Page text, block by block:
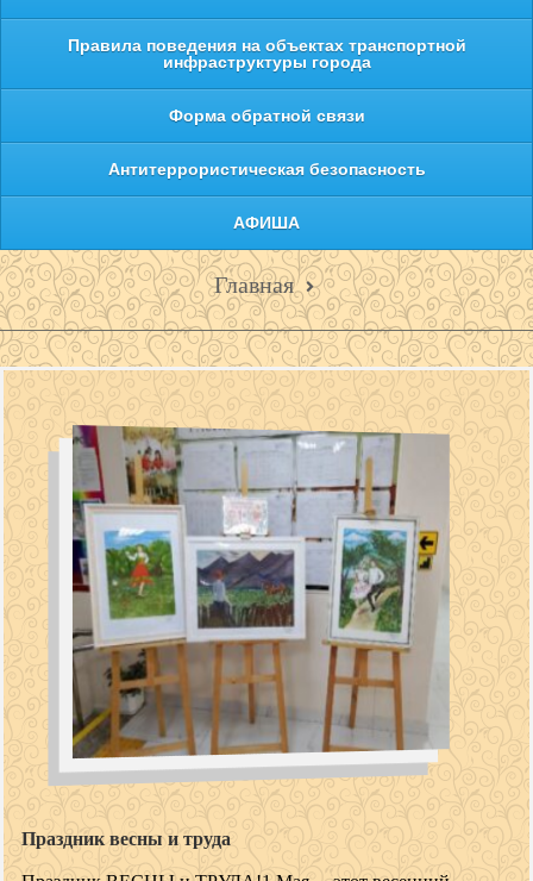
Правила поведения на объектах транспортной
инфраструктуры города
Форма обратной связи
Антитеррористическая безопасность
АФИША
Главная
Праздник весны и труда